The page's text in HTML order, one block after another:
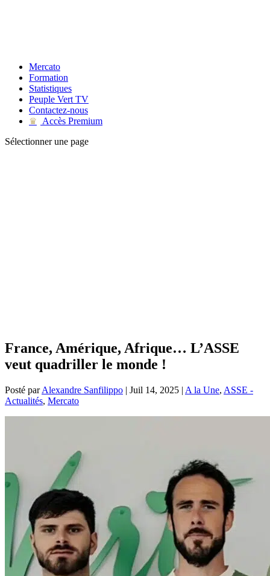
Mercato
Formation
Statistiques
Peuple Vert TV
Contactez-nous
♛
Accès Premium
Sélectionner une page
France, Amérique, Afrique… L’ASSE
veut quadriller le monde !
Posté parAlexandre Sanfilippo | Juil 14, 2025 | A la Une, ASSE -
Actualités, Mercato